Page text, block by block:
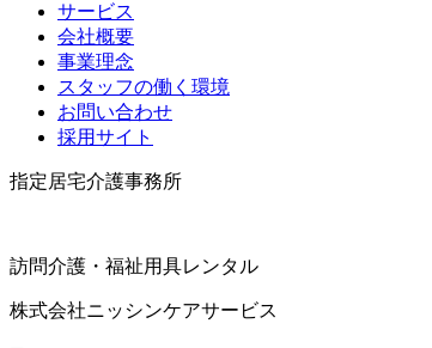
サービス
会社概要
事業理念
スタッフの働く環境
お問い合わせ
採用サイト
指定居宅介護事務所
訪問介護・福祉用具レンタル
株式会社ニッシンケアサービス